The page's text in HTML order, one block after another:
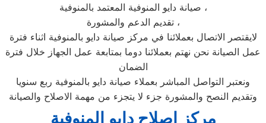
صيانة دايو المنوفية المعتمد بالمنوفية ،
تقديم الدعم والمشورة ،
لايقتصر الاتصال بعملائنا في مركز صيانة دايو بالمنوفية اثناء فترة
عمل الصيانة نحن نهتم بعملائنا دوما بمتابعة عمل الجهاز خلال فترة
الضمان
ونعتبر التواصل المباشر بعملاء صيانة دايو بالمنوفية ربع سنويا
وتقديم النصح والمشورة جزء لا يتجزء من مهمة الاصلاح والصيانة
مركز اصلاح دايو المنوفية